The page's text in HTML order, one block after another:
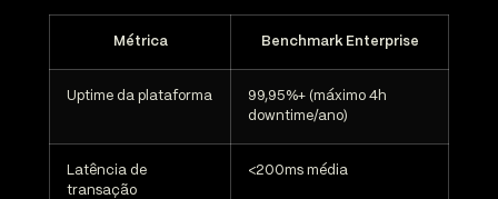
Métrica Benchmark Enterprise
Uptime da plataforma
99,95%+ (máximo 4h
downtime/ano)
Latência de
transação
<200ms média